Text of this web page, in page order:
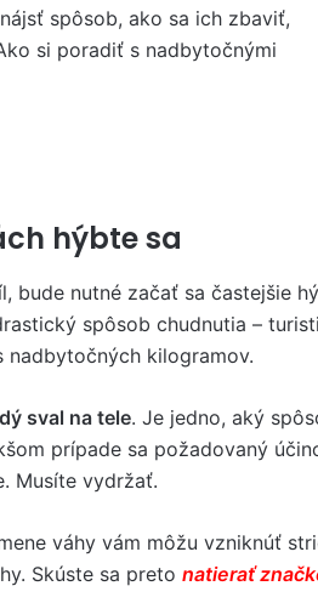
spôsob, ako sa ich zbaviť,
si poradiť s nadbytočnými
hýbte sa
bude nutné začať sa častejšie
spôsob chudnutia –
kilogramov.
sval na tele. Je jedno, aký
prípade sa požadovaný
Musíte vydržať.
váhy vám môžu vzniknúť
Skúste sa preto natierať